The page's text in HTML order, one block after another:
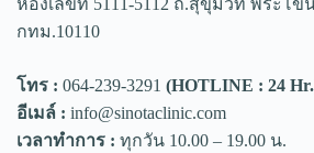
ห้องเลขที่ 5111-5112 ถ.สุขุมวิท พระโข
กทม.10110
โทร : 064-239-3291 (HOTLINE : 24
อีเมล์ : info@sinotaclinic.com
เวลาทำการ : ทุกวัน 10.00 – 19.00 น.